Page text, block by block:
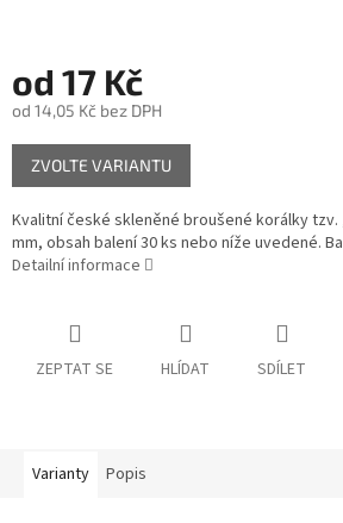
od 17 Kč
od 14,05 Kč bez DPH
Měrná
cena:
ZVOLTE VARIANTU
Kvalitní české skleněné broušené korálky tzv.
mm, obsah balení 30 ks nebo níže uvedené.
Detailní informace
ZEPTAT SE HLÍDAT SDÍLET
Varianty Popis